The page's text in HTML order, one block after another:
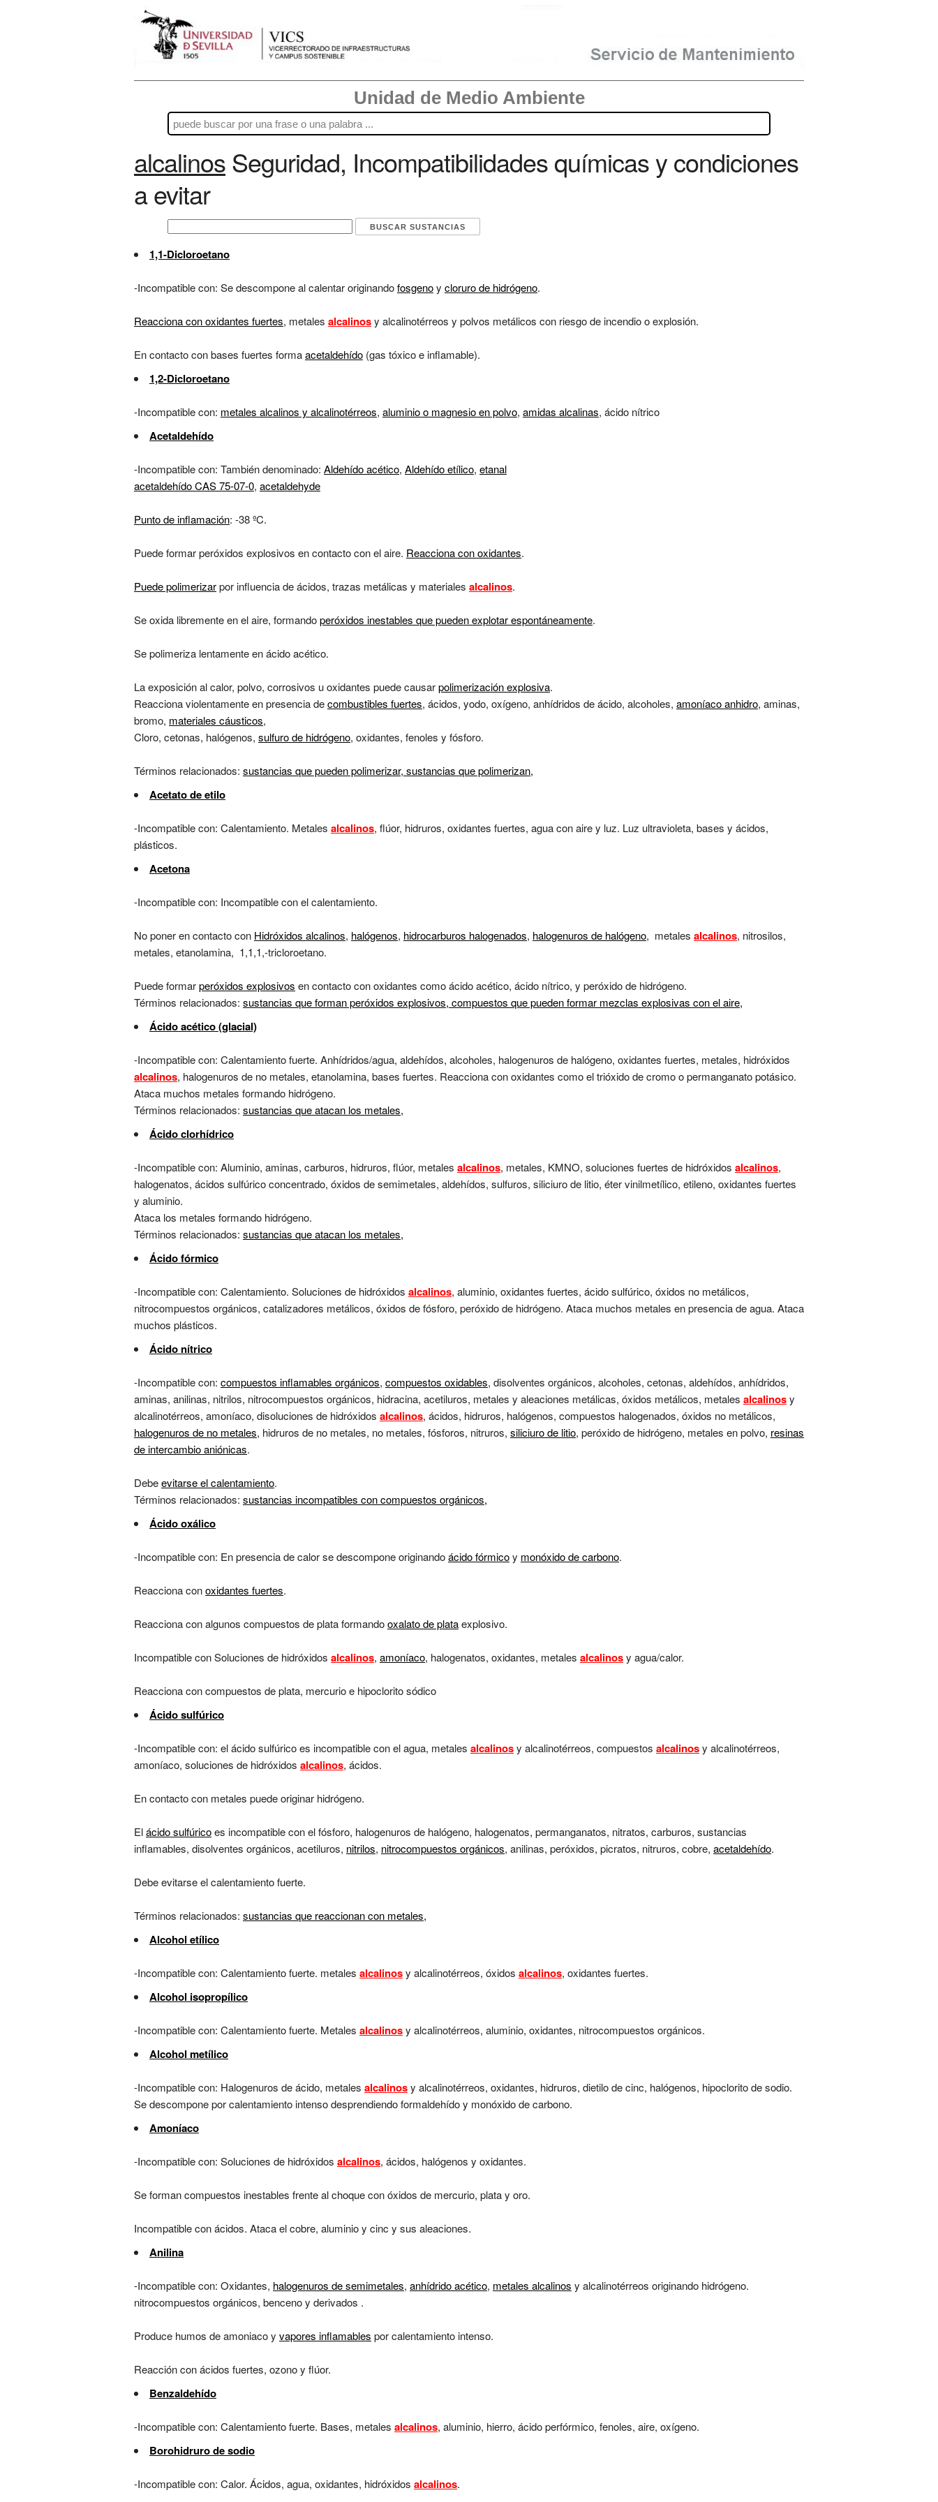
Unidad de Medio Ambiente
alcalinosSeguridad, Incompatibilidades químicas y condiciones
a evitar
1,1-Dicloroetano
-Incompatible con: Se descompone al calentar originandofosgenoy cloruro de hidrógeno.
Reacciona con oxidantes fuertes, metales alcalinosy alcalinotérreos y polvos metálicos con riesgo de incendio o explosión.
En contacto con bases fuertes formaacetaldehído (gas tóxico e inflamable).
1,2-Dicloroetano
-Incompatible con: metales alcalinos y alcalinotérreos, aluminio o magnesio en polvo, amidas alcalinas, ácido nítrico
Acetaldehído
-Incompatible con: También denominado: Aldehído acético, Aldehído etílico, etanal
acetaldehído CAS 75-07-0, acetaldehyde
Punto de inflamación: -38 ºC.
Puede formar peróxidos explosivos en contacto con el aire. Reacciona con oxidantes.
Puede polimerizarpor influencia de ácidos, trazas metálicas y materiales alcalinos.
Se oxida libremente en el aire, formandoperóxidos inestables que puedenexplotar espontáneamente.
Se polimeriza lentamente en ácido acético.
La exposición al calor, polvo, corrosivos u oxidantes puede causarpolimerización explosiva.
Reacciona violentamente en presencia decombustibles fuertes, ácidos, yodo, oxígeno, anhídridos de ácido, alcoholes, amoníaco anhidro, aminas,
bromo, materiales cáusticos,
Cloro, cetonas, halógenos, sulfuro de hidrógeno, oxidantes, fenoles y fósforo.
Términos relacionados: sustancias que pueden polimerizar, sustancias que polimerizan,
Acetato de etilo
-Incompatible con: Calentamiento. Metales alcalinos, flúor, hidruros, oxidantes fuertes, agua con aire y luz. Luz ultravioleta, bases y ácidos,
plásticos.
Acetona
-Incompatible con: Incompatible con el calentamiento.
No poner en contacto con Hidróxidos alcalinos, halógenos, hidrocarburos halogenados, halogenuros de halógeno, metales alcalinos, nitrosilos,
metales, etanolamina, 1,1,1,-tricloroetano.
Puede formarperóxidos explosivos en contacto con oxidantes como ácido acético, ácido nítrico, y peróxido de hidrógeno.
Términos relacionados: sustancias que forman peróxidos explosivos, compuestos que pueden formar mezclas explosivas con el aire,
Ácido acético (glacial)
-Incompatible con: Calentamiento fuerte. Anhídridos/agua, aldehídos, alcoholes, halogenuros de halógeno, oxidantes fuertes, metales, hidróxidos
alcalinos, halogenuros de no metales, etanolamina, bases fuertes. Reacciona con oxidantes como el trióxido de cromo o permanganato potásico.
Ataca muchos metales formando hidrógeno.
Términos relacionados: sustancias que atacan los metales,
Ácido clorhídrico
-Incompatible con: Aluminio, aminas, carburos, hidruros, flúor, metales alcalinos, metales, KMNO, soluciones fuertes de hidróxidos alcalinos,
halogenatos, ácidos sulfúrico concentrado, óxidos de semimetales, aldehídos, sulfuros, siliciuro de litio, éter vinilmetílico, etileno, oxidantes fuertes
y aluminio.
Ataca los metales formando hidrógeno.
Términos relacionados: sustancias que atacan los metales,
Ácido fórmico
-Incompatible con: Calentamiento. Soluciones de hidróxidos alcalinos, aluminio, oxidantes fuertes, ácido sulfúrico, óxidos no metálicos,
nitrocompuestos orgánicos, catalizadores metálicos, óxidos de fósforo, peróxido de hidrógeno. Ataca muchos metales en presencia de agua. Ataca
muchos plásticos.
Ácido nítrico
-Incompatible con: compuestos inflamables orgánicos, compuestos oxidables, disolventes orgánicos, alcoholes, cetonas, aldehídos, anhídridos,
aminas, anilinas, nitrilos, nitrocompuestos orgánicos, hidracina, acetiluros, metales y aleaciones metálicas, óxidos metálicos, metales alcalinosy
alcalinotérreos, amoníaco, disoluciones de hidróxidos alcalinos, ácidos, hidruros, halógenos, compuestos halogenados, óxidos no metálicos,
halogenuros de no metales, hidruros de no metales, no metales, fósforos, nitruros, siliciuro de litio, peróxido de hidrógeno, metales en polvo, resinas
de intercambio aniónicas.
Debeevitarse el calentamiento.
Términos relacionados: sustancias incompatibles con compuestos orgánicos,
Ácido oxálico
-Incompatible con: En presencia de calor se descompone originandoácido fórmicoy monóxido de carbono.
Reacciona conoxidantes fuertes.
Reacciona con algunos compuestos de plata formandooxalato de plataexplosivo.
Incompatible con Soluciones de hidróxidos alcalinos, amoníaco, halogenatos, oxidantes, metales alcalinosy agua/calor.
Reacciona con compuestos de plata, mercurio e hipoclorito sódico
Ácido sulfúrico
-Incompatible con: el ácido sulfúrico es incompatible con el agua, metales alcalinosy alcalinotérreos, compuestos alcalinosy alcalinotérreos,
amoníaco, soluciones de hidróxidos alcalinos, ácidos.
En contacto con metales puede originar hidrógeno.
Elácido sulfúricoes incompatible con el fósforo, halogenuros de halógeno, halogenatos, permanganatos, nitratos, carburos, sustancias
inflamables, disolventes orgánicos, acetiluros, nitrilos, nitrocompuestos orgánicos, anilinas, peróxidos, picratos, nitruros, cobre, acetaldehído.
Debe evitarse el calentamiento fuerte.
Términos relacionados: sustancias que reaccionan con metales,
Alcohol etílico
-Incompatible con: Calentamiento fuerte. metales alcalinosy alcalinotérreos, óxidos alcalinos, oxidantes fuertes.
Alcohol isopropílico
-Incompatible con: Calentamiento fuerte. Metales alcalinosy alcalinotérreos, aluminio, oxidantes, nitrocompuestos orgánicos.
Alcohol metílico
-Incompatible con: Halogenuros de ácido, metales alcalinosy alcalinotérreos, oxidantes, hidruros, dietilo de cinc, halógenos, hipoclorito de sodio.
Se descompone por calentamiento intenso desprendiendo formaldehído y monóxido de carbono.
Amoníaco
-Incompatible con: Soluciones de hidróxidos alcalinos, ácidos, halógenos y oxidantes.
Se forman compuestos inestables frente al choque con óxidos de mercurio, plata y oro.
Incompatible con ácidos. Ataca el cobre, aluminio y cinc y sus aleaciones.
Anilina
-Incompatible con: Oxidantes, halogenuros de semimetales, anhídrido acético, metales alcalinos y alcalinotérreos originando hidrógeno.
nitrocompuestos orgánicos, benceno y derivados .
Produce humos de amoniaco y vapores inflamables por calentamiento intenso.
Reacción con ácidos fuertes, ozono y flúor.
Benzaldehído
-Incompatible con: Calentamiento fuerte. Bases, metales alcalinos, aluminio, hierro, ácido perfórmico, fenoles, aire, oxígeno.
Borohidruro de sodio
-Incompatible con: Calor. Ácidos, agua, oxidantes, hidróxidos alcalinos.